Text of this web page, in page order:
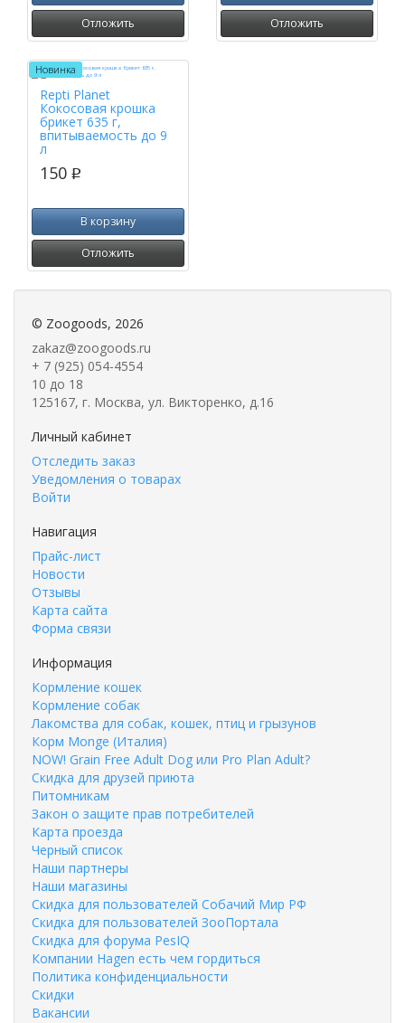
Отложить Отложить
Новинка
Repti Planet
Кокосовая крошка
брикет 635 г,
впитываемость до 9
л
150 p
В корзину
Отложить
© Zoogoods, 2026
zakaz@zoogoods.ru
+ 7 (925) 054-4554
10 до 18
125167, г. Москва, ул. Викторенко, д.16
Личный кабинет
Отследить заказ
Уведомления о товарах
Войти
Навигация
Прайс-лист
Новости
Отзывы
Карта сайта
Форма связи
Информация
Кормление кошек
Кормление собак
Лакомства для собак, кошек, птиц и грызунов
Корм Monge (Италия)
NOW! Grain Free Adult Dog или Pro Plan Adult?
Скидка для друзей приюта
Питомникам
Закон о защите прав потребителей
Карта проезда
Черный список
Наши партнеры
Наши магазины
Скидка для пользователей Собачий Мир РФ
Скидка для пользователей ЗооПортала
Скидка для форума PesIQ
Компании Hagen есть чем гордиться
Политика конфиденциальности
Скидки
Вакансии